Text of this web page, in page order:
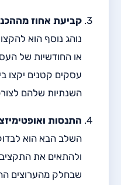
קביעת אחוז
נוהג נוסף הוא
או החודשיות של
השנתיות שלהם
התנסות
השלב הבא הוא
ולהתאים את התקציב
שבחלק מהערוצים